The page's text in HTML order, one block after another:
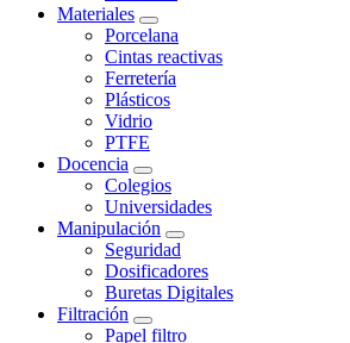
Materiales
Porcelana
Cintas reactivas
Ferretería
Plásticos
Vidrio
PTFE
Docencia
Colegios
Universidades
Manipulación
Seguridad
Dosificadores
Buretas Digitales
Filtración
Papel filtro